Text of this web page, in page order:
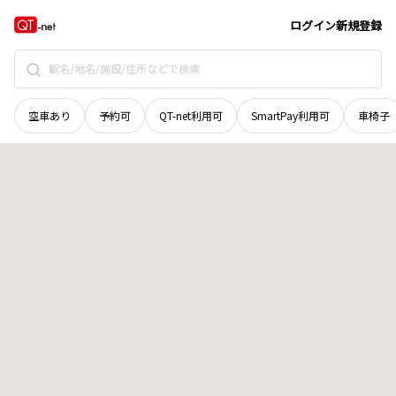
ログイン新規登録
空車あり 予約可 QT-net利用可 SmartPay利用可 車椅子
広島県